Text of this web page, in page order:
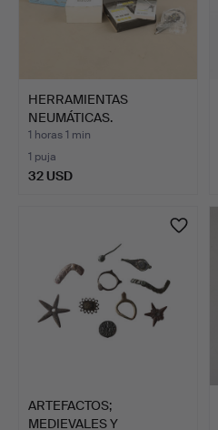
HERRAMIENTAS
NEUMÁTICAS.
1 horas 1 min
1 puja
32 USD
ARTEFACTOS;
MEDIEVALES Y